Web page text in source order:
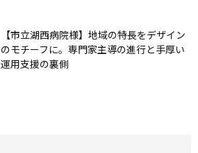
【市立湖西病院様】地域の特長をデザイン
のモチーフに。専門家主導の進行と手厚い
運用支援の裏側